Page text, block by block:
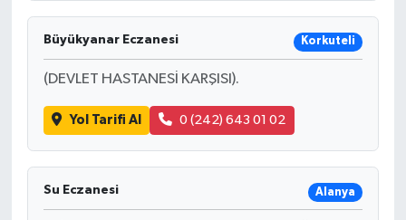
Büyükyanar Eczanesi Korkuteli
(DEVLET HASTANESİ KARŞISI).
Yol Tarifi Al 0 (242) 643 01 02
Su Eczanesi Alanya